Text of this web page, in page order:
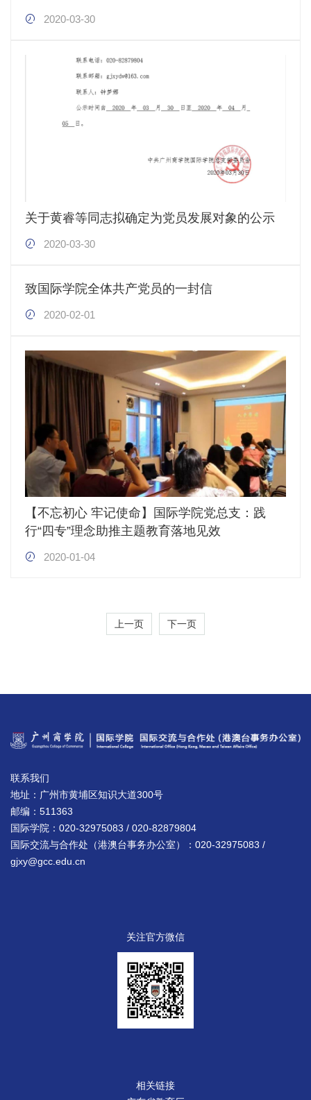
2020-03-30
关于黄睿等同志拟确定为党员发展对象的公示
2020-03-30
致国际学院全体共产党员的一封信
2020-02-01
【不忘初心 牢记使命】国际学院党总支：践
行“四专”理念助推主题教育落地见效
2020-01-04
上一页 下一页
联系我们
地址：广州市黄埔区知识大道300号
邮编：511363
国际学院：020-32975083 / 020-82879804
国际交流与合作处（港澳台事务办公室）：020-32975083 /
gjxy@gcc.edu.cn
关注官方微信
相关链接